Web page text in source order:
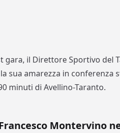
gara, il Direttore Sportivo del
sua amarezza in conferenza
minuti di Avellino-Taranto.
Montervino